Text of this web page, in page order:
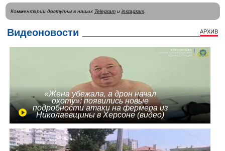
Комментарии доступны в наших Telegramи instagram.
Видеоновости АРХИВ
«Жена убежала, а дрон начал
охоту»: появились новые
подробности атаки на фермера из
Николаевщины в Херсоне (видео)